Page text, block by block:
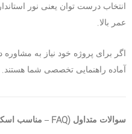
انتخاب درست توان یعنی نور
عمر بالا.
اگر برای پروژه خود نیاز به
آماده راهنمایی تخصصی شما هستند .
سوالات متداول (FAQ – مناسب